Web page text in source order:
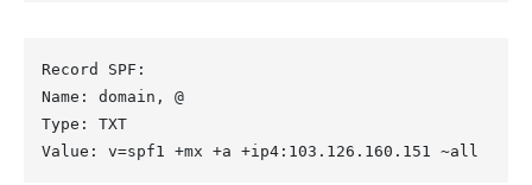
Record SPF:
Name: domain, @
Type: TXT
Value: v=spf1 +mx +a +ip4:103.126.160.151 ~all